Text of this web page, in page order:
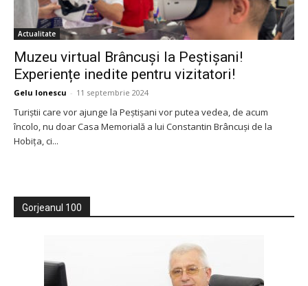
Actualitate
Muzeu virtual Brâncuși la Peștișani!
Experiențe inedite pentru vizitatori!
Gelu Ionescu - 11 septembrie 2024
Turiștii care vor ajunge la Peștișani vor putea vedea, de acum
încolo, nu doar Casa Memorială a lui Constantin Brâncuși de la
Hobița, ci...
Gorjeanul 100